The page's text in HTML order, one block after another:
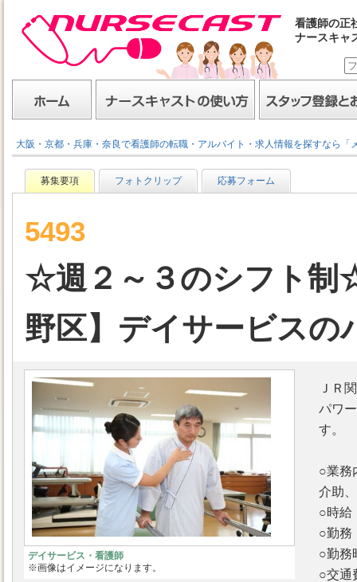
看護師の正
ナースキャ
大阪・京都・兵庫・奈良で看護師の転職・アルバイト・求人情報を探すなら「
募集要項 フォトクリップ 応募フォーム
5493
☆週２～３のシフト
野区】デイサービスの
デイサービス・看護師
※画像はイメージになります。
ＪＲ
パワ
す。
○業務
介助
○時
○勤
○勤
○交